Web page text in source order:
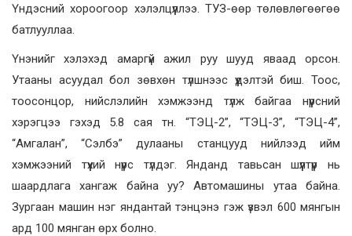
Үндэсний хороогоор хэлэлцүүллээ. ТУЗ-өөр төлөвлөгөөгөө
батлууллаа.
Үнэнийг хэлэхэд амаргүй ажил руу шууд яваад орсон.
Утааны асуудал бол зөвхөн түлшнээс үүдэлтэй биш. Тоос,
тоосонцор, нийслэлийн хэмжээнд түлж байгаа нүүрсний
хэрэгцээ гэхэд 5.8 сая тн. “ТЭЦ-2”, “ТЭЦ-3”, “ТЭЦ-4”,
“Амгалан”, “Сэлбэ” дулааны станцууд нийлээд ийм
хэмжээний түүхий нүүрс түлдэг. Янданд тавьсан шүүлтүүр нь
шаардлага хангаж байна уу? Автомашины утаа байна.
Зургаан машин нэг яндантай тэнцэнэ гэж үзвэл 600 мянгын
ард 100 мянган өрх болно.